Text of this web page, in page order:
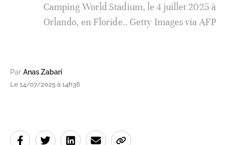
Camping World Stadium, le 4 juillet 2025 à
Orlando, en Floride.. Getty Images via AFP
Par Anas Zabari
Le 14/07/2025 à 14h36